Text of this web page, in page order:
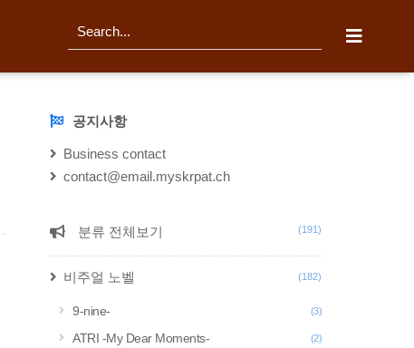
검
NOTICE공지사항
Business contact
contact@email.myskrpat.ch
CATEGORY
분류 전체보기 (191)
비주얼 노벨 (182)
9-nine- (3)
ATRI -My Dear Moments- (2)